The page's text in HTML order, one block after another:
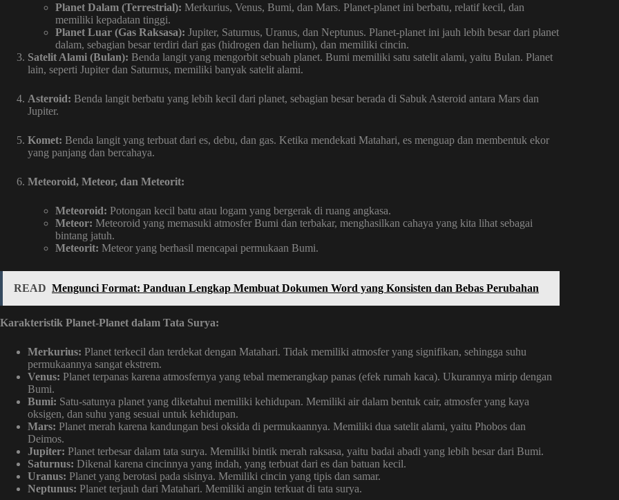
Planet Dalam (Terrestrial): Merkurius, Venus, Bumi, dan Mars. Planet-planet ini berbatu, relatif kecil, dan
memiliki kepadatan tinggi.
Planet Luar (Gas Raksasa): Jupiter, Saturnus, Uranus, dan Neptunus. Planet-planet ini jauh lebih besar dari planet
dalam, sebagian besar terdiri dari gas (hidrogen dan helium), dan memiliki cincin.
Satelit Alami (Bulan): Benda langit yang mengorbit sebuah planet. Bumi memiliki satu satelit alami, yaitu Bulan. Planet
lain, seperti Jupiter dan Saturnus, memiliki banyak satelit alami.
Asteroid: Benda langit berbatu yang lebih kecil dari planet, sebagian besar berada di Sabuk Asteroid antara Mars dan
Jupiter.
Komet: Benda langit yang terbuat dari es, debu, dan gas. Ketika mendekati Matahari, es menguap dan membentuk ekor
yang panjang dan bercahaya.
Meteoroid, Meteor, dan Meteorit:
Meteoroid: Potongan kecil batu atau logam yang bergerak di ruang angkasa.
Meteor: Meteoroid yang memasuki atmosfer Bumi dan terbakar, menghasilkan cahaya yang kita lihat sebagai
bintang jatuh.
Meteorit: Meteor yang berhasil mencapai permukaan Bumi.
READ Mengunci Format: Panduan Lengkap Membuat Dokumen Word yang Konsisten dan Bebas Perubahan
Karakteristik Planet-Planet dalam Tata Surya:
Merkurius: Planet terkecil dan terdekat dengan Matahari. Tidak memiliki atmosfer yang signifikan, sehingga suhu
permukaannya sangat ekstrem.
Venus: Planet terpanas karena atmosfernya yang tebal memerangkap panas (efek rumah kaca). Ukurannya mirip dengan
Bumi.
Bumi: Satu-satunya planet yang diketahui memiliki kehidupan. Memiliki air dalam bentuk cair, atmosfer yang kaya
oksigen, dan suhu yang sesuai untuk kehidupan.
Mars: Planet merah karena kandungan besi oksida di permukaannya. Memiliki dua satelit alami, yaitu Phobos dan
Deimos.
Jupiter: Planet terbesar dalam tata surya. Memiliki bintik merah raksasa, yaitu badai abadi yang lebih besar dari Bumi.
Saturnus: Dikenal karena cincinnya yang indah, yang terbuat dari es dan batuan kecil.
Uranus: Planet yang berotasi pada sisinya. Memiliki cincin yang tipis dan samar.
Neptunus: Planet terjauh dari Matahari. Memiliki angin terkuat di tata surya.